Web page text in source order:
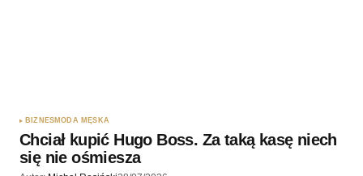
Wyślij komentarz
BIZNESMODA MĘSKA
Chciał kupić Hugo Boss. Za taką kasę niech
się nie ośmiesza